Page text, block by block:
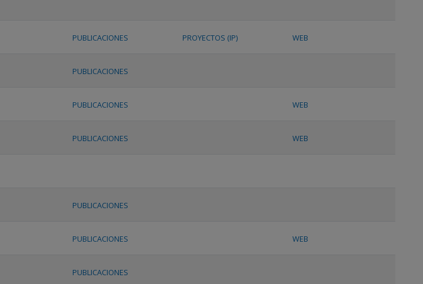
PUBLICACIONES PROYECTOS (IP) WEB
PUBLICACIONES
PUBLICACIONES WEB
PUBLICACIONES WEB
PUBLICACIONES
PUBLICACIONES WEB
PUBLICACIONES